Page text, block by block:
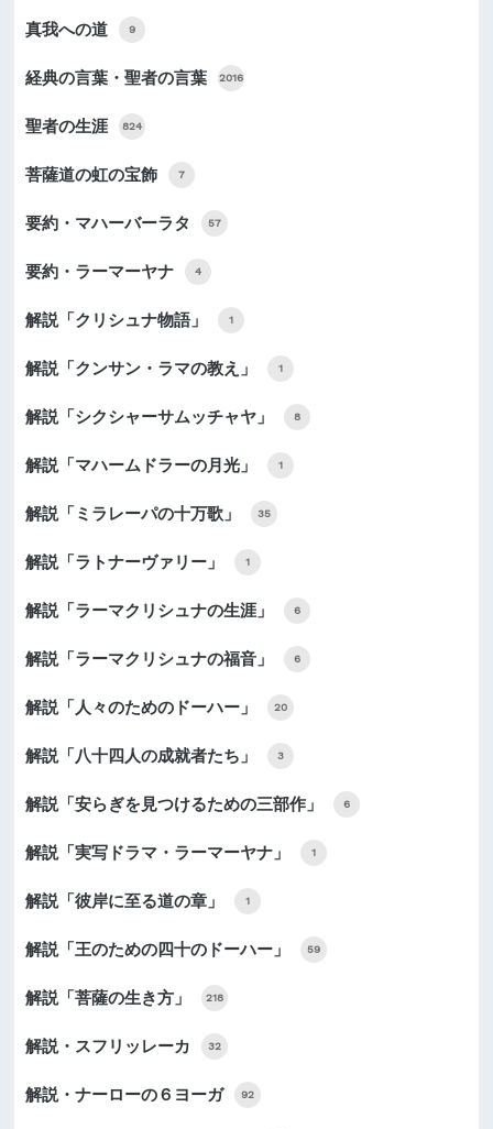
真我への道 9
経典の言葉・聖者の言葉 2016
聖者の生涯 824
菩薩道の虹の宝飾 7
要約・マハーバーラタ 57
要約・ラーマーヤナ 4
解説「クリシュナ物語」 1
解説「クンサン・ラマの教え」 1
解説「シクシャーサムッチャヤ」 8
解説「マハームドラーの月光」 1
解説「ミラレーパの十万歌」 35
解説「ラトナーヴァリー」 1
解説「ラーマクリシュナの生涯」 6
解説「ラーマクリシュナの福音」 6
解説「人々のためのドーハー」 20
解説「八十四人の成就者たち」 3
解説「安らぎを見つけるための三部作」 6
解説「実写ドラマ・ラーマーヤナ」 1
解説「彼岸に至る道の章」 1
解説「王のための四十のドーハー」 59
解説「菩薩の生き方」 218
解説・スフリッレーカ 32
解説・ナーローの６ヨーガ 92